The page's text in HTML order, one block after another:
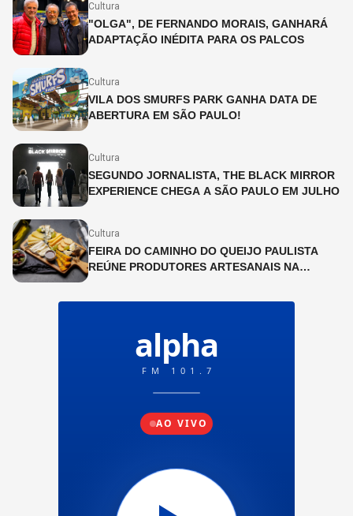
Cultura
"OLGA", DE FERNANDO MORAIS, GANHARÁ
ADAPTAÇÃO INÉDITA PARA OS PALCOS
Cultura
VILA DOS SMURFS PARK GANHA DATA DE
ABERTURA EM SÃO PAULO!
Cultura
SEGUNDO JORNALISTA, THE BLACK MIRROR
EXPERIENCE CHEGA A SÃO PAULO EM JULHO
Cultura
FEIRA DO CAMINHO DO QUEIJO PAULISTA
REÚNE PRODUTORES ARTESANAIS NA